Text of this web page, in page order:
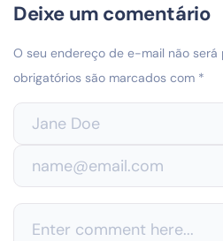
Deixe um comentário
O seu endereço de e-mail não será
obrigatórios são marcados com *